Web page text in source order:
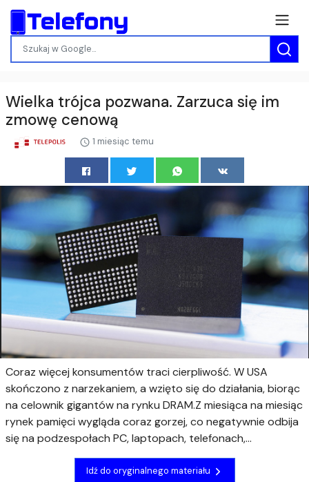
Wielka trójca pozwana. Zarzuca się im
zmowę cenową
1 miesiąc temu
Coraz więcej konsumentów traci cierpliwość. W USA
skończono z narzekaniem, a wzięto się do działania, biorąc
na celownik gigantów na rynku DRAM.Z miesiąca na miesiąc
rynek pamięci wygląda coraz gorzej, co negatywnie odbija
się na podzespołach PC, laptopach, telefonach,...
Idź do oryginalnego materiału